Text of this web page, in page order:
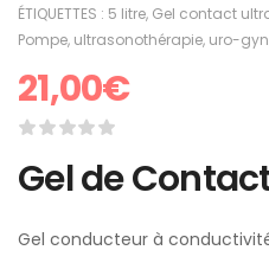
ÉTIQUETTES : 5 litre, Gel contact
Pompe, ultrasonothérapie, uro-
21,00€
Gel de
Gel conducteur à